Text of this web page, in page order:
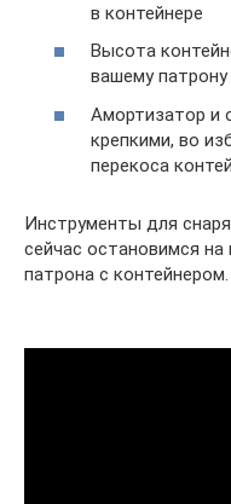
в контейнере
Высота
вашему патрону
Амортизатор
крепкими, во
перекоса
Инструменты для
сейчас остановимся
патрона с контейнером.